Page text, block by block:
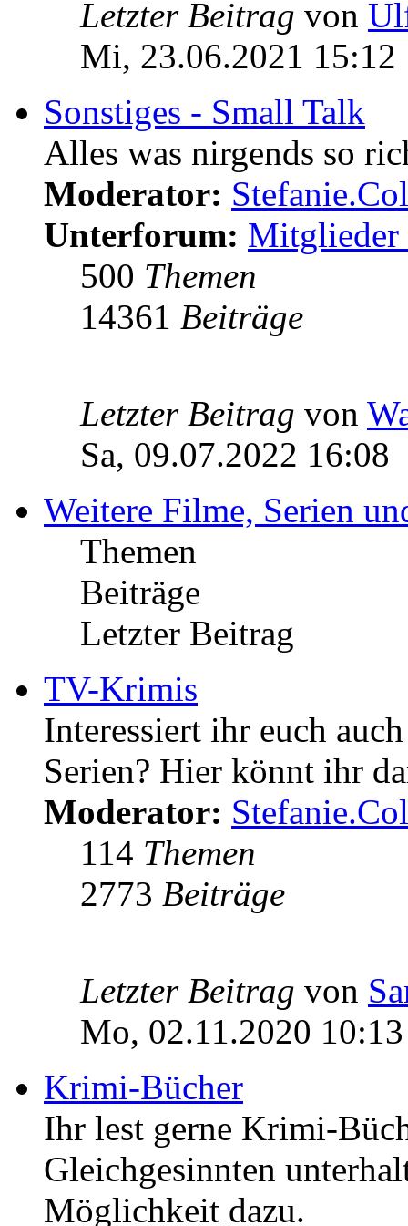
Letzter Beitrag von
Mi, 23.06.2021 15:12
Sonstiges - Small Talk
Alles was nirgends so
Moderator:
Unterforum: Mitglieder
500 Themen
14361 Beiträge
Letzter Beitrag von
Sa, 09.07.2022 16:08
Weitere Filme, Serien
Themen
Beiträge
Letzter Beitrag
TV-Krimis
Interessiert ihr euch
Serien? Hier könnt ihr
Moderator:
114 Themen
2773 Beiträge
Letzter Beitrag von
Mo, 02.11.2020 10:13
Krimi-Bücher
Ihr lest gerne Krimi-
Gleichgesinnten
Möglichkeit dazu.